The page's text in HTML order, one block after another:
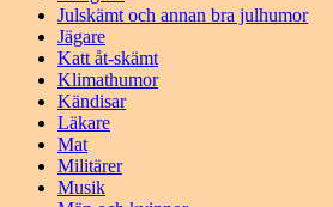
Julskämt och annan bra julhumor
Jägare
Katt åt-skämt
Klimathumor
Kändisar
Läkare
Mat
Militärer
Musik